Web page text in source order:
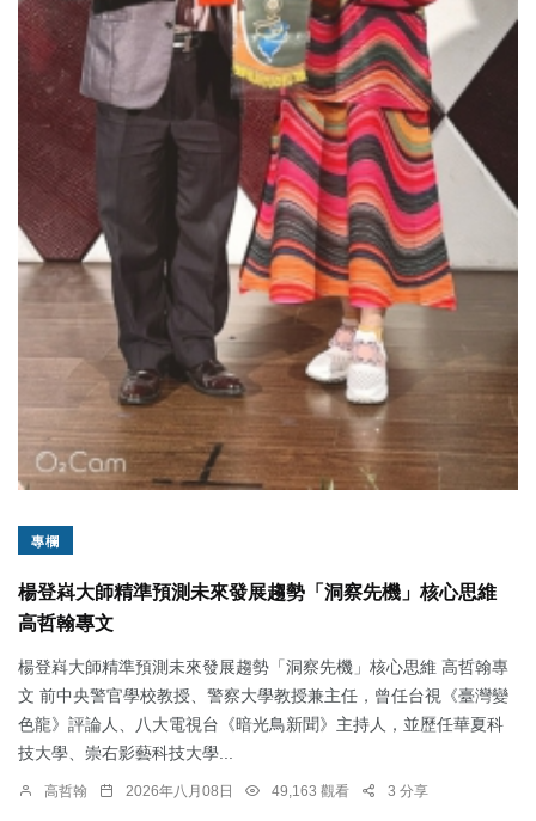
專欄
楊登嵙大師精準預測未來發展趨勢「洞察先機」核心思維
高哲翰專文
楊登嵙大師精準預測未來發展趨勢「洞察先機」核心思維 高哲翰專
文 前中央警官學校教授、警察大學教授兼主任，曾任台視《臺灣變
色龍》評論人、八大電視台《暗光鳥新聞》主持人，並歷任華夏科
技大學、崇右影藝科技大學...
高哲翰 2026年八月08日 49,163 觀看 3 分享